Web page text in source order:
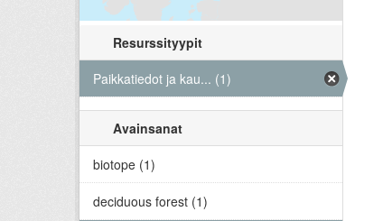
Resurssityypit
Paikkatiedot ja kau... (1)
Avainsanat
biotope (1)
deciduous forest (1)